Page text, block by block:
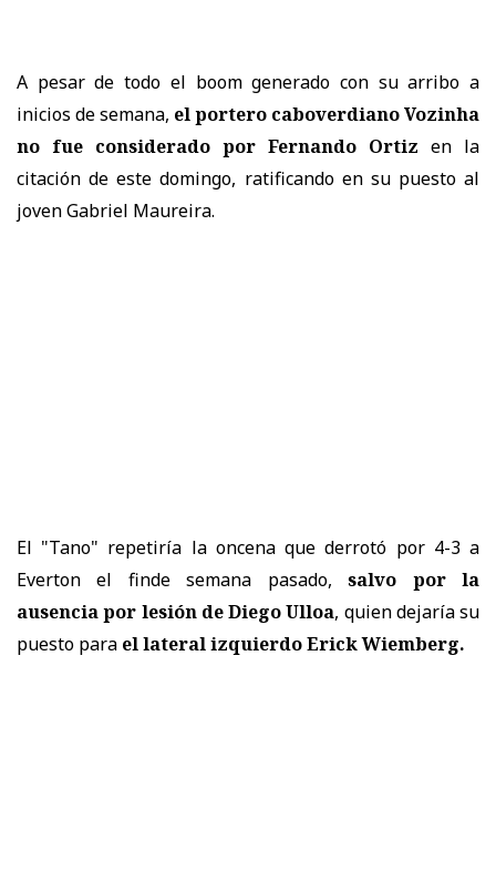
A pesar de todo el boom generado con su arribo a
inicios de semana, el portero caboverdiano Vozinha
no fue considerado por Fernando Ortiz en la
citación de este domingo, ratificando en su puesto al
joven Gabriel Maureira.
El "Tano" repetiría la oncena que derrotó por 4-3 a
Everton el finde semana pasado,salvo por la
ausencia por lesión de Diego Ulloa, quien dejaría su
puesto para el lateral izquierdo Erick Wiemberg.